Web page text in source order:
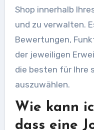
Shop innerhalb
und zu verwalten.
Bewertungen,
der jeweiligen
die besten für Ihre
auszuwählen.
Wie kann
dass eine